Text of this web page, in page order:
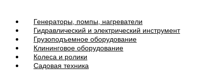
Генераторы, помпы, нагреватели
Гидравлический и электрический инструмент
Грузоподъемное оборудование
Клининговое оборудование
Колеса и ролики
Садовая техника